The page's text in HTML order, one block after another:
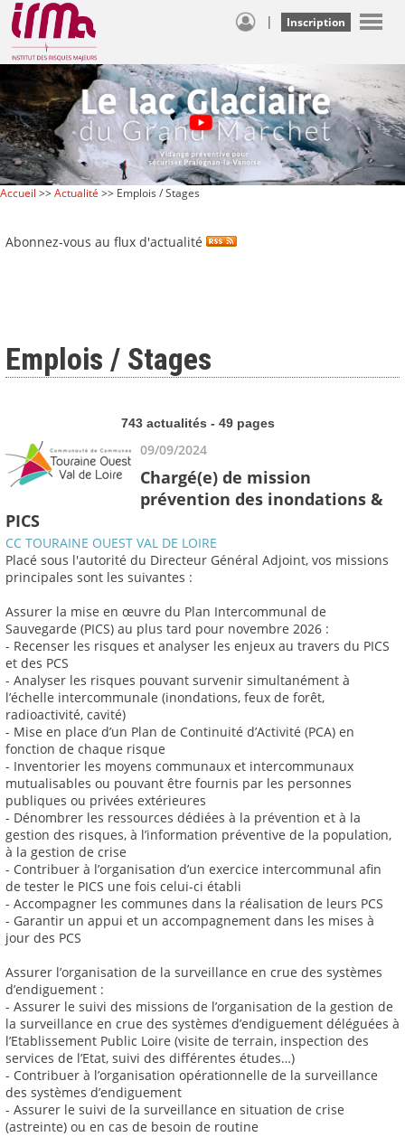
| Inscription
Accueil >>Actualité >> Emplois / Stages
Abonnez-vous au flux d'actualité
Emplois / Stages
743 actualités - 49 pages
09/09/2024
Chargé(e) de mission
prévention des inondations &
PICS
CC TOURAINE OUEST VAL DE LOIRE
Placé sous l'autorité du Directeur Général Adjoint, vos missions
principales sont les suivantes :
Assurer la mise en œuvre du Plan Intercommunal de
Sauvegarde (PICS) au plus tard pour novembre 2026 :
- Recenser les risques et analyser les enjeux au travers du PICS
et des PCS
- Analyser les risques pouvant survenir simultanément à
l’échelle intercommunale (inondations, feux de forêt,
radioactivité, cavité)
- Mise en place d’un Plan de Continuité d’Activité (PCA) en
fonction de chaque risque
- Inventorier les moyens communaux et intercommunaux
mutualisables ou pouvant être fournis par les personnes
publiques ou privées extérieures
- Dénombrer les ressources dédiées à la prévention et à la
gestion des risques, à l’information préventive de la population,
à la gestion de crise
- Contribuer à l’organisation d’un exercice intercommunal afin
de tester le PICS une fois celui-ci établi
- Accompagner les communes dans la réalisation de leurs PCS
- Garantir un appui et un accompagnement dans les mises à
jour des PCS
Assurer l’organisation de la surveillance en crue des systèmes
d’endiguement :
- Assurer le suivi des missions de l’organisation de la gestion de
la surveillance en crue des systèmes d’endiguement déléguées à
l’Etablissement Public Loire (visite de terrain, inspection des
services de l’Etat, suivi des différentes études…)
- Contribuer à l’organisation opérationnelle de la surveillance
des systèmes d’endiguement
- Assurer le suivi de la surveillance en situation de crise
(astreinte) ou en cas de besoin de routine